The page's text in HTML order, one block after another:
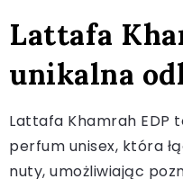
Lattafa
unikalna
Lattafa Khamrah EDP
perfum unisex, która
nuty, umożliwiając